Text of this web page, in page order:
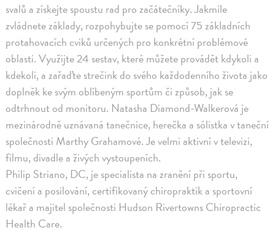
svalů a získejte spoustu rad pro začátečníky. Jakmile
zvládnete základy, rozpohybujte se pomocí 75 základních
protahovacích cviků určených pro konkrétní problémové
oblasti. Využijte 24 sestav, které můžete provádět kdykoli a
kdekoli, a zařaďte strečink do svého každodenního života jako
doplněk ke svým oblíbeným sportům či způsob, jak se
odtrhnout od monitoru. Natasha Diamond-Walkerová je
mezinárodně uznávaná tanečnice, herečka a sólistka v taneční
společnosti Marthy Grahamové. Je velmi aktivní v televizi,
filmu, divadle a živých vystoupeních.
Philip Striano, DC, je specialista na zranění při sportu,
cvičení a posilování, certifikovaný chiropraktik a sportovní
lékař a majitel společnosti Hudson Rivertowns Chiropractic
Health Care.